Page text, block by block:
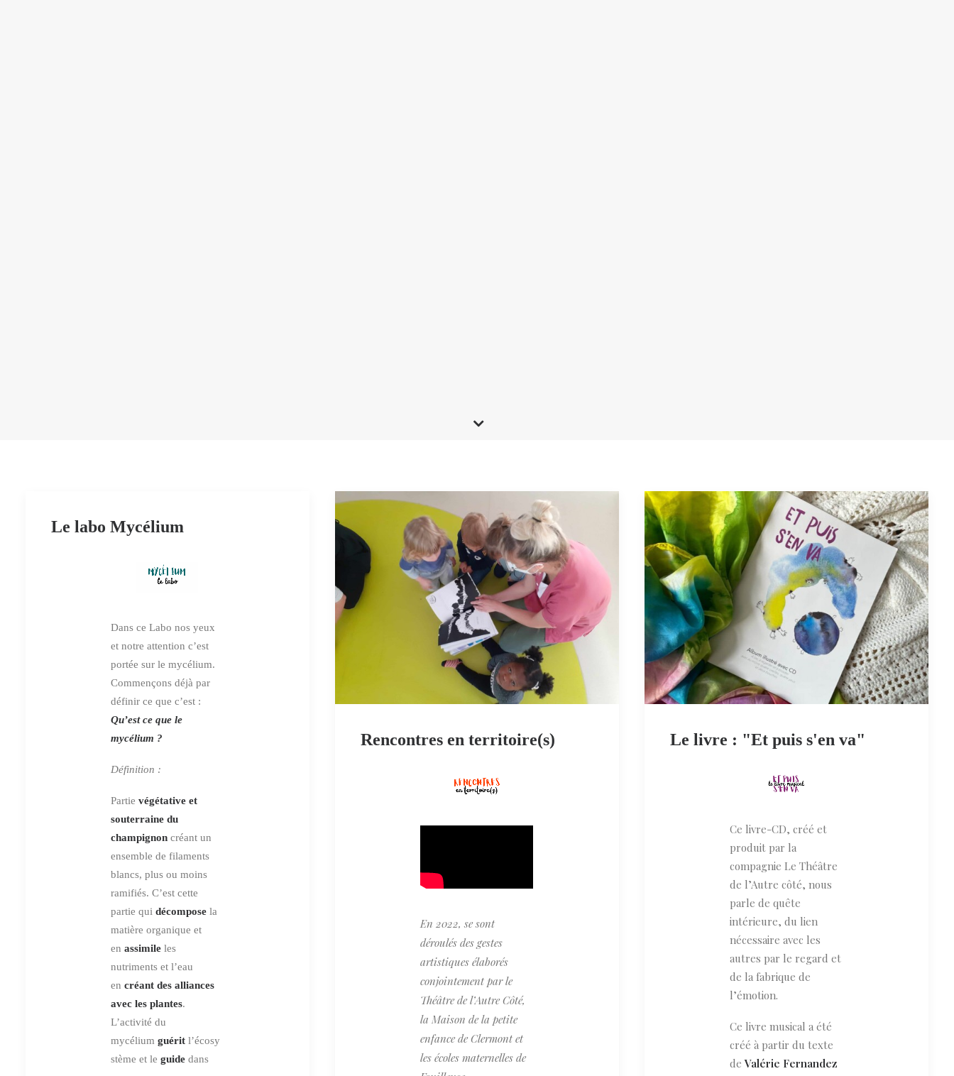
Le labo Mycélium
Dans ce Labo nos yeux
et notre attention c’est
portée sur le mycélium.
Commençons déjà par
définir ce que c’est :
Qu’est ce que le
mycélium ?
Définition :
Partie végétative et
souterraine du
champignon créant un
ensemble de filaments
blancs, plus ou moins
ramifiés. C’est cette
partie qui décompose la
matière organique et
en assimile les
nutriments et l’eau
en créant des alliances
avec les plantes.
L’activité du
mycélium guérit l’écosy
stème et le guide dans
Rencontres en territoire(s)
En 2022, se sont
déroulés des gestes
artistiques élaborés
conjointement par le
Théâtre de l’Autre Côté,
la Maison de la petite
enfance de Clermont et
les écoles maternelles de
Le livre : "Et puis s'en va"
Ce livre-CD, créé et
produit par la
compagnie Le Théâtre
de l’Autre côté, nous
parle de quête
intérieure, du lien
nécessaire avec les
autres par le regard et
de la fabrique de
l’émotion.
Ce livre musical a été
créé à partir du texte
deValérie Fernandez